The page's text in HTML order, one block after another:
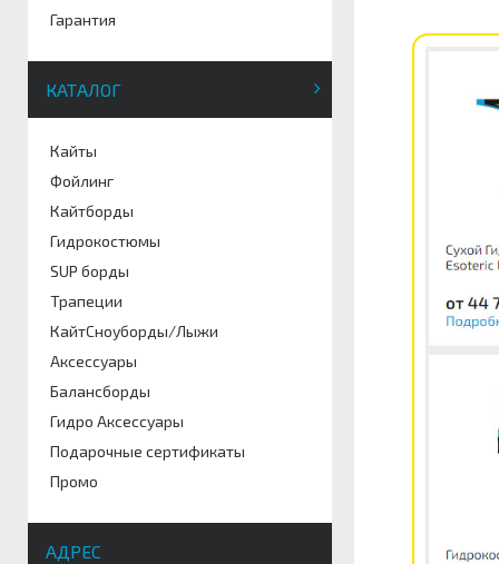
Гарантия
КАТАЛОГ
Кайты
Фойлинг
Кайтборды
Гидрокостюмы
SUP борды
Трапеции
КайтСноуборды/Лыжи
Аксессуары
Балансборды
Гидро Аксессуары
Подарочные сертификаты
Промо
АДРЕС